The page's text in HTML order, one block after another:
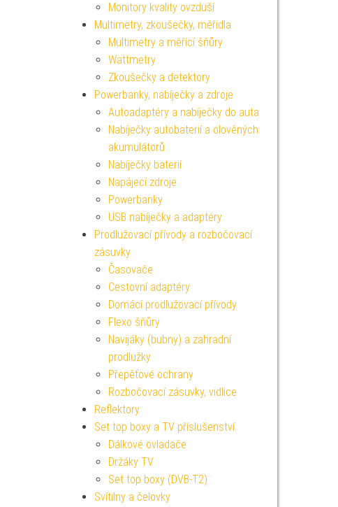
Monitory kvality ovzduší
Multimetry, zkoušečky, měřidla
Multimetry a měřící šňůry
Wattmetry
Zkoušečky a detektory
Powerbanky, nabíječky a zdroje
Autoadaptéry a nabíječky do auta
Nabíječky autobaterií a olověných
akumulátorů
Nabíječky baterií
Napájecí zdroje
Powerbanky
USB nabíječky a adaptéry
Prodlužovací přívody a rozbočovací
zásuvky
Časovače
Cestovní adaptéry
Domácí prodlužovací přívody
Flexo šňůry
Navijáky (bubny) a zahradní
prodlužky
Přepěťové ochrany
Rozbočovací zásuvky, vidlice
Reflektory
Set top boxy a TV příslušenství
Dálkové ovladače
Držáky TV
Set top boxy (DVB-T2)
Svítilny a čelovky